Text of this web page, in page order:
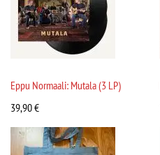
Eppu Normaali: Mutala (3 LP)
39,90€